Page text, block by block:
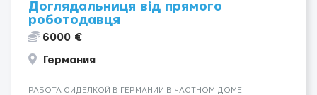
Доглядальниця від прямого
роботодавця
6000 €
Германия
РАБОТА СИДЕЛКОЙ В ГЕРМАНИИ В ЧАСТНОМ ДОМЕ